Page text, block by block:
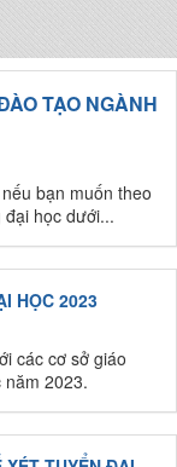
TẠO NGÀNH
bạn muốn theo
học dưới...
HỌC 2023
các cơ sở giáo
2023.